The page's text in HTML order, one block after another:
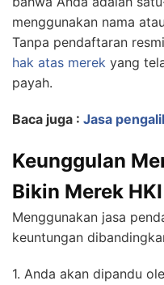
menggunakan nama
Tanpa pendaftaran
hak atas merek yang
payah.
Baca juga : Jasa
Keunggulan
Bikin Merek
Menggunakan jasa
keuntungan
1. Anda akan dipandu